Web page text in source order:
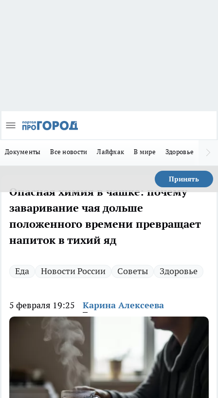
Документы Все новости Лайфхак В мире Здоровье
Принять
Опасная химия в чашке: почему
заваривание чая дольше
положенного времени превращает
напиток в тихий яд
Еда Новости России Советы Здоровье
5 февраля 19:25 Карина Алексеева